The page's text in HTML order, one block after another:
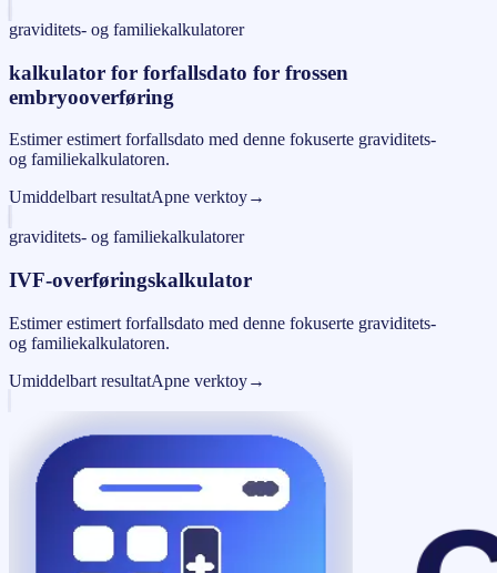
graviditets- og familiekalkulatorer
kalkulator for forfallsdato for frossen
embryooverføring
Estimer estimert forfallsdato med denne fokuserte graviditets-
og familiekalkulatoren.
Umiddelbart resultatApne verktoy→
graviditets- og familiekalkulatorer
IVF-overføringskalkulator
Estimer estimert forfallsdato med denne fokuserte graviditets-
og familiekalkulatoren.
Umiddelbart resultatApne verktoy→